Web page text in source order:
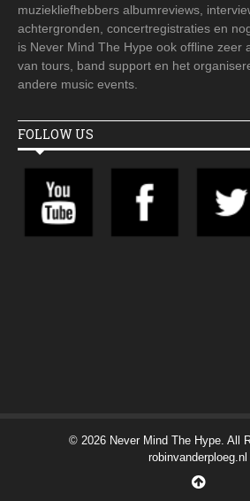
muziekliefhebbers albumreviews,
achtergronden, concertregistraties en
is Never Mind The Hype ook offline zeer
van tours, band support en het
andere music events.
FOLLOW US
© 2026 Never Mind The Hype. All
robinvanderploeg.nl